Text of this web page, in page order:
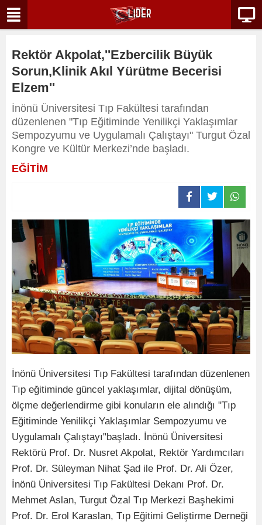
Rektör Akpolat,''Ezbercilik Büyük
Sorun,Klinik Akıl Yürütme Becerisi
Elzem''
İnönü Üniversitesi Tıp Fakültesi tarafından
düzenlenen "Tıp Eğitiminde Yenilikçi Yaklaşımlar
Sempozyumu ve Uygulamalı Çalıştayı" Turgut Özal
Kongre ve Kültür Merkezi’nde başladı.
EĞİTİM
İnönü Üniversitesi Tıp Fakültesi tarafından düzenlenen
Tıp eğitiminde güncel yaklaşımlar, dijital dönüşüm,
ölçme değerlendirme gibi konuların ele alındığı "Tıp
Eğitiminde Yenilikçi Yaklaşımlar Sempozyumu ve
Uygulamalı Çalıştayı"başladı. İnönü Üniversitesi
Rektörü Prof. Dr. Nusret Akpolat, Rektör Yardımcıları
Prof. Dr. Süleyman Nihat Şad ile Prof. Dr. Ali Özer,
İnönü Üniversitesi Tıp Fakültesi Dekanı Prof. Dr.
Mehmet Aslan, Turgut Özal Tıp Merkezi Başhekimi
Prof. Dr. Erol Karaslan, Tıp Eğitimi Geliştirme Derneği